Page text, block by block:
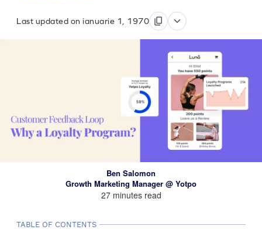
Last updated on ianuarie 1, 1970
Ben Salomon
Growth Marketing Manager @ Yotpo
27 minutes read
TABLE OF CONTENTS